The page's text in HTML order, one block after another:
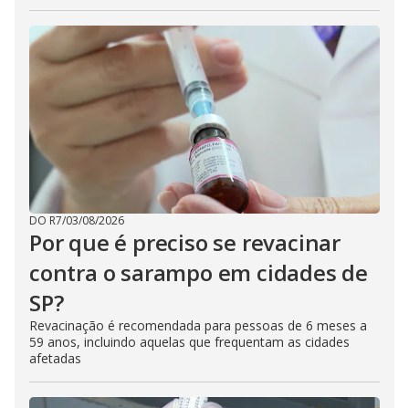
DO R7/03/08/2026
Por que é preciso se revacinar
contra o sarampo em cidades de
SP?
Revacinação é recomendada para pessoas de 6 meses a
59 anos, incluindo aquelas que frequentam as cidades
afetadas